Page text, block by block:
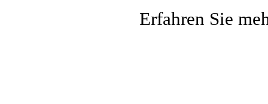
Erfahren Sie